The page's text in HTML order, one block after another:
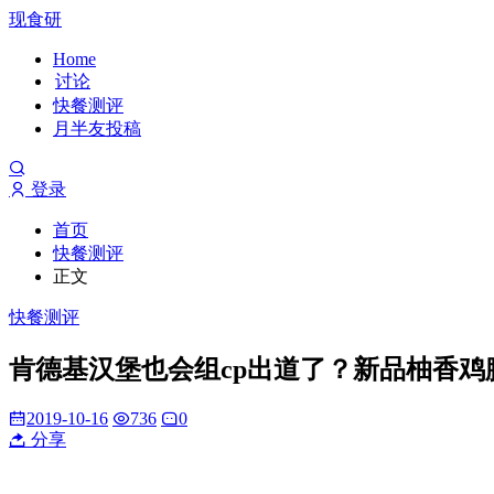
现食研
Home
讨论
快餐测评
月半友投稿
登录
首页
快餐测评
正文
快餐测评
肯德基汉堡也会组cp出道了？新品柚香鸡
2019-10-16 736
0
分享